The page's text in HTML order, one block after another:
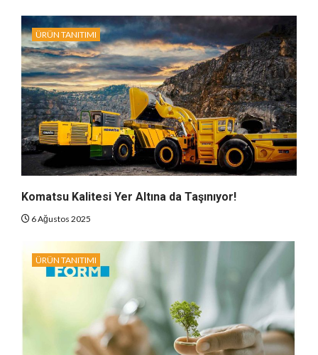
ÜRÜN TANITIMI
Komatsu Kalitesi Yer Altına da Taşınıyor!
6 Ağustos 2025
ÜRÜN TANITIMI